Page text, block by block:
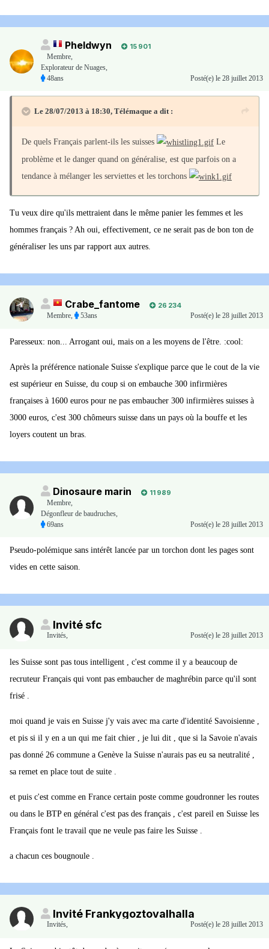
Pheldwyn
15 901
Membre,
Explorateur de Nuages,
48ans
Posté(e) le 28 juillet 2013
Le 28/07/2013 à 18:30, Télémaque a dit :
De quels Français parlent-ils les suisses
Le
problème et le danger quand on généralise, est que parfois on a
tendance à mélanger les serviettes et les torchons
Tu veux dire qu'ils mettraient dans le même panier les femmes et les
hommes français ? Ah oui, effectivement, ce ne serait pas de bon ton de
généraliser les uns par rapport aux autres.
Crabe_fantome
26 234
Membre, 53ans Posté(e) le 28 juillet 2013
Paresseux: non... Arrogant oui, mais on a les moyens de l'être. :cool:
Après la préférence nationale Suisse s'explique parce que le cout de la vie
est supérieur en Suisse, du coup si on embauche 300 infirmières
françaises à 1600 euros pour ne pas embaucher 300 infirmières suisses à
3000 euros, c'est 300 chômeurs suisse dans un pays où la bouffe et les
loyers coutent un bras.
Dinosaure marin
11 989
Membre,
Dégonfleur de baudruches,
69ans
Posté(e) le 28 juillet 2013
Pseudo-polémique sans intérêt lancée par un torchon dont les pages sont
vides en cette saison.
Invité sfc
Invités, Posté(e) le 28 juillet 2013
les Suisse sont pas tous intelligent , c'est comme il y a beaucoup de
recruteur Français qui vont pas embaucher de maghrébin parce qu'il sont
frisé .
moi quand je vais en Suisse j'y vais avec ma carte d'identité Savoisienne ,
et pis si il y en a un qui me fait chier , je lui dit , que si la Savoie n'avais
pas donné 26 commune a Genève la Suisse n'aurais pas eu sa neutralité ,
sa remet en place tout de suite .
et puis c'est comme en France certain poste comme goudronner les routes
ou dans le BTP en général c'est pas des français , c'est pareil en Suisse les
Français font le travail que ne veule pas faire les Suisse .
a chacun ces bougnoule .
Invité Frankygoztovalhalla
Invités, Posté(e) le 28 juillet 2013